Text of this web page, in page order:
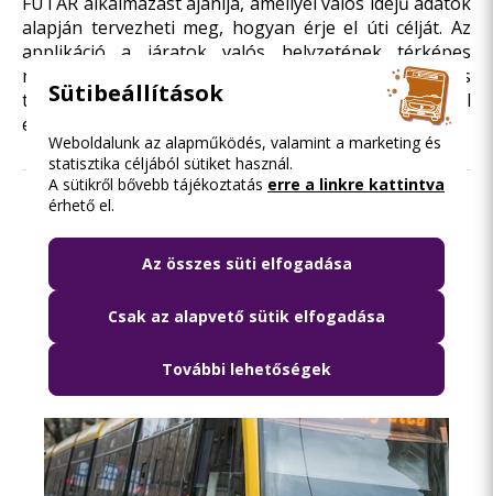
alapján tervezheti meg, hogyan érje el úti célját. Az
applikáció a járatok valós helyzetének térképes
nyomon követésére is alkalmas. Indulás előtt érdemes
tájékozódni a pillanatnyi közlekedési lehetőségekről
és a tervezett változtatásokról is.
Sütibeállítások
Weboldalunk az alapműködés, valamint a marketing és
statisztika céljából sütiket használ.
A sütikről bővebb tájékoztatás erre a linkre kattintva
érhető el.
Az összes süti elfogadása
Csak az alapvető sütik elfogadása
További lehetőségek